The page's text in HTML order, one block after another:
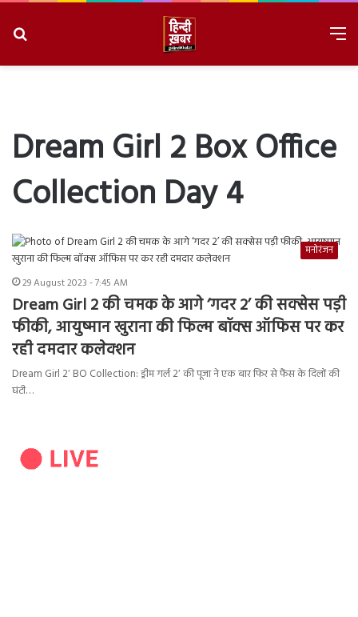
Dream Girl 2 Box Office
Collection Day 4
मनोरंजन
29 August 2023 - 7:45 AM
Dream Girl 2 की चमक के आगे ‘गदर 2’ की सक्सेस पड़ी
फीकी, आयुष्मान खुराना की फिल्म बॉक्स ऑफिस पर कर
रही दमदार कलेक्शन
Dream Girl 2′ BO Collection: ड्रीम गर्ल 2′ की पूजा ने एक बार फिर से फैंस के दिलों की
घंटी…